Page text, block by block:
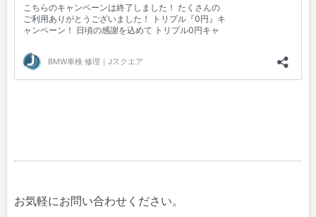
お気軽にお問い合わせください。